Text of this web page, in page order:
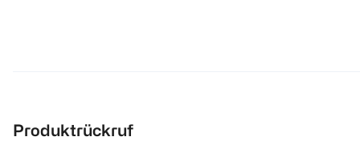
Produktrückruf